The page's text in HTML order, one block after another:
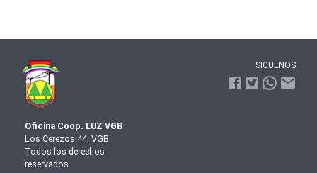
Oficina Coop. LUZ VGB
Los Cerezos 44, VGB
Todos los derechos
reservados
SIGUENOS